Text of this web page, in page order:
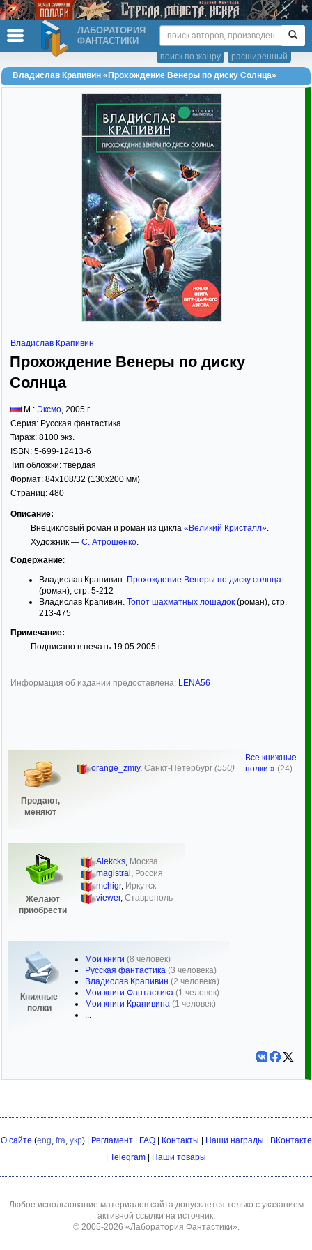
ЛАБОРАТОРИЯ
ФАНТАСТИКИ
расширенный
поиск по жанру
Владислав Крапивин «Прохождение Венеры по диску Солнца»
Владислав Крапивин
Прохождение Венеры по диску
Солнца
М.: Эксмо, 2005 г.
Серия: Русская фантастика
Тираж: 8100 экз.
ISBN: 5-699-12413-6
Тип обложки: твёрдая
Формат: 84x108/32 (130x200 мм)
Страниц: 480
Описание:
Внецикловый роман и роман из цикла «Великий Кристалл».
Художник — С. Атрошенко.
Содержание:
Владислав Крапивин. Прохождение Венеры по диску солнца
(роман), стр. 5-212
Владислав Крапивин. Топот шахматных лошадок (роман), стр.
213-475
Примечание:
Подписано в печать 19.05.2005 г.
Информация об издании предоставлена: LENA56
Продают,
меняют
orange_zmiy, Санкт-Петербург (550)
Желают
приобрести
Alekcks, Москва
magistral , Россия
mchigr, Иркутск
viewer, Ставрополь
Книжные
полки
Мои книги (8 человек)
Русская фантастика (3 человека)
Владислав Крапивин (2 человека)
Мои книги Фантастика (1 человек)
Мои книги Крапивина (1 человек)
...
Все книжные
полки » (24)
О сайте (eng, fra, укр) | Регламент| FAQ| Контакты Наши награды
ВКонтакте
Telegram Наши товары
Любое использование материалов сайта допускается только с указанием
активной ссылки на источник.
© 2005-2026 «Лаборатория Фантастики».